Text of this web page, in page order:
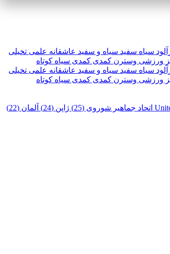
سیاه سفید سیاه و سفید عاشقانه علمی تخیلی
ورزشی وسترن کمدی کمدی سیاه کوتاه
سیاه سفید سیاه و سفید عاشقانه علمی تخیلی
ورزشی وسترن کمدی کمدی سیاه کوتاه
اتحاد جماهیر شوروی (25) ژاپن (24)
آلمان (22)